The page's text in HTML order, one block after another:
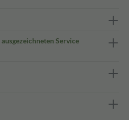
Service